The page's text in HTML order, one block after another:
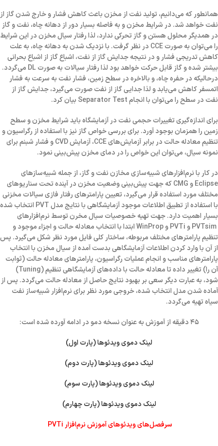
همانطور که می‌دانیم، تولید نفت از مخزن باعث کاهش فشار و خارج شدن گاز از
نفت خواهد شد. در شرایط مخزن و به فاصله بسیار دور از دهانه چاه، نفت و گاز
در همدیگر محلول هستن و گاز تحرکی ندارد، لذا رفتار سیال مخزن در این شرایط
را می‌توان به صورت CCE در نظر گرفت. با نزدیک شدن به دهانه چاه، به علت
کاهش تدریجی فشار و در نتیجه جدایش گاز از نفت، اشباع گاز از اشباع بحرانی
بیشتر شده و گاز قابل حرکت خواهد بود لذا رفتار سیالات به صورت DL می‌گردد.
درحالیکه در حفره چاه، و بالاخره در سطح زمین، فشار نفت به سرعت به فشار
اتمسفر کاهش می‌یابد و لذا جدایی گاز از نفت صورت می‌گیرد، جدایش گاز از
نفت در سطح را می‌توان با انجام Separator Test بیان کرد.
برای اندازه‌گیری تغییرات حجمی نفت در آزمایشگاه باید شرایط مخزن و سطح
زمین را همزمان بوجود آورد. برای بررسی خواص گاز نیز با استفاده از رگراسیون و
تنظیم معادله حالت در برابر آزمایش‌های CCE، آزمایش CVD و فشار شبنم برای
نمونه سیال، می‌توان این خواص را در دمای مخزن پیش‌بینی نمود.
در کار با نرم‌افزار‌های شبیه‌سازی مخازن نفت و گاز، از جمله شبیه‌سازهای
Eclipse و CMG که جهت پیش‌بینی وضعیت مخزن در آینده تحت سناریوهای
مختلف مورد استفاده قرار می‌گیرد، تعیین پارامترهای رفتار فازی سیالات مخزنی
با استفاده از تطبیق اطلاعات موجود آزمایشگاهی با نتایج مدل PVT انتخاب شده
بسیار اهمیت دارد. جهت تهیه خصوصیات سیال مخرن توسط نرم‌افزارهای
PVTsim و PVTi و WinProp ابتدا با انتخاب معادله حالت و اجزاء موجود و
تنظیم پارامترهای مختلف مربوطه، ساختار کلی فایل مورد نظر شکل می‌گیرد. پس
از آن با وارد کردن اطلاعات آزمایشگاهی بدست آمده از سیال مخزن با انتخاب
پارامترهای مناسب و انجام عملیات رگراسیون، پارامترهای معادله حالت (ثوابت
آن را) تغییر داده تا معادله حالت با داده‌های آزمایشگاهی تنظیم (Tuning‌)
شود، به عبارت دیگر سعی بر بهبود نتایج حاصل از معادله حالت می‌گردد. پس از
آماده شدن مدل انتخاب شده، خروجی مورد نظر برای نرم‌افزار شبیه‌ساز نفت
سیاه تهیه می‌گردد.
۴۵ دقیقه از آموزش به عنوان نسخه دمو در ادامه آورده شده است:
لینک دموی ویدئوها (پارت اول)
لینک دموی ویدئوها (پارت دوم)
لینک دموی ویدئوها (پارت سوم)
لینک دموی ویدئوها (پارت چهارم)
سرفصل‌های ویدئوهای آموزش نرم‌افزار PVTi